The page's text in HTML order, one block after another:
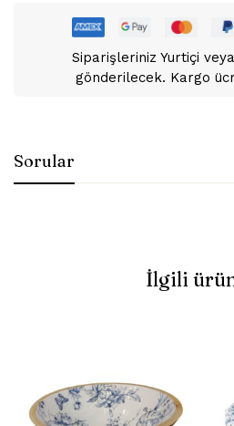
Siparişleriniz Yurtiçi
gönderilecek. Kargo
Sorular
İlgili